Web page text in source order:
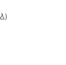
)